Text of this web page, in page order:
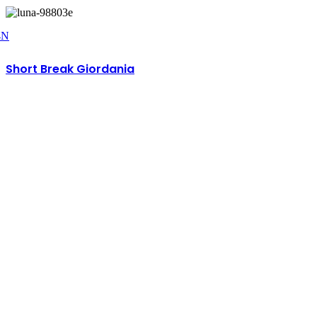
Short Break Giordania